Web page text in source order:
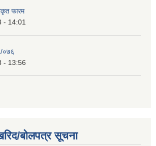
फारम
- 14:01
०७६
- 13:56
बोलपत्र सूचना